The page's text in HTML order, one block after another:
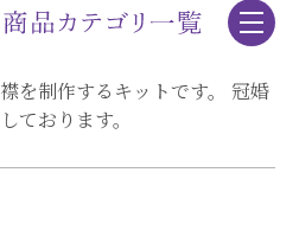
キット・定期便
刺繡入門セット
を制作するキットです。 冠婚
ております。